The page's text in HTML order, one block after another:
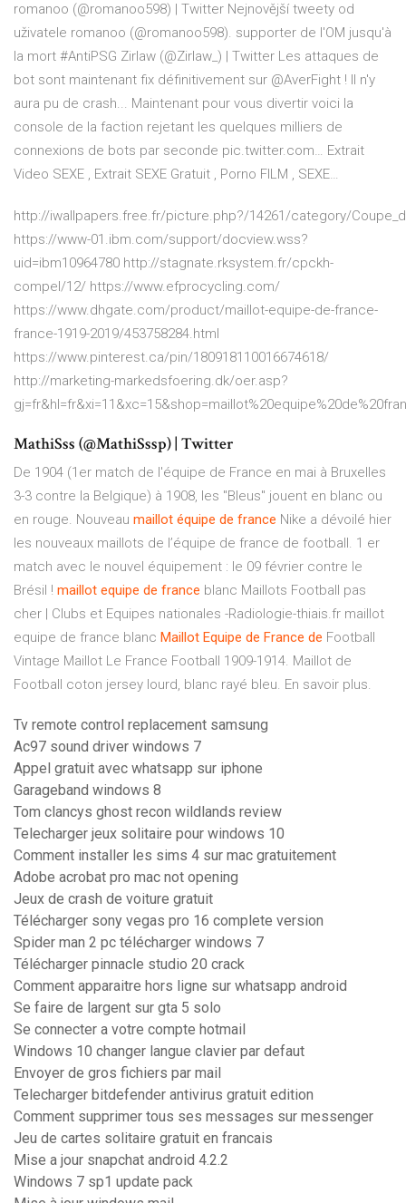
romanoo (@romanoo598) | Twitter Nejnovější tweety od
uživatele romanoo (@romanoo598). supporter de l'OM jusqu'à
la mort #AntiPSG Zirlaw (@Zirlaw_) | Twitter Les attaques de
bot sont maintenant fix définitivement sur @AverFight ! Il n'y
aura pu de crash... Maintenant pour vous divertir voici la
console de la faction rejetant les quelques milliers de
connexions de bots par seconde pic.twitter.com… Extrait
Video SEXE , Extrait SEXE Gratuit , Porno FILM , SEXE…
http://iwallpapers.free.fr/picture.php?/14261/category/
https://www-01.ibm.com/support/docview.wss?
uid=ibm10964780 http://stagnate.rksystem.fr/cpckh-
compel/12/ https://www.efprocycling.com/
https://www.dhgate.com/product/maillot-equipe-de-france-
france-1919-2019/453758284.html
https://www.pinterest.ca/pin/180918110016674618/
http://marketing-markedsfoering.dk/oer.asp?
MathiSss (@MathiSssp) | Twitter
De 1904 (1er match de l'équipe de France en mai à Bruxelles
3-3 contre la Belgique) à 1908, les "Bleus" jouent en blanc ou
en rouge. Nouveau maillot équipe de france Nike a dévoilé hier
les nouveaux maillots de l’équipe de france de football. 1 er
match avec le nouvel équipement : le 09 février contre le
Brésil ! maillot equipe de france blanc Maillots Football pas
cher | Clubs et Equipes nationales -Radiologie-thiais.fr maillot
equipe de france blanc Maillot Equipe de France de Football
Vintage Maillot Le France Football 1909-1914. Maillot de
Football coton jersey lourd, blanc rayé bleu. En savoir plus.
Tv remote control replacement samsung
Ac97 sound driver windows 7
Appel gratuit avec whatsapp sur iphone
Garageband windows 8
Tom clancys ghost recon wildlands review
Telecharger jeux solitaire pour windows 10
Comment installer les sims 4 sur mac gratuitement
Adobe acrobat pro mac not opening
Jeux de crash de voiture gratuit
Télécharger sony vegas pro 16 complete version
Spider man 2 pc télécharger windows 7
Télécharger pinnacle studio 20 crack
Comment apparaitre hors ligne sur whatsapp android
Se faire de largent sur gta 5 solo
Se connecter a votre compte hotmail
Windows 10 changer langue clavier par defaut
Envoyer de gros fichiers par mail
Telecharger bitdefender antivirus gratuit edition
Comment supprimer tous ses messages sur messenger
Jeu de cartes solitaire gratuit en francais
Mise a jour snapchat android 4.2.2
Windows 7 sp1 update pack